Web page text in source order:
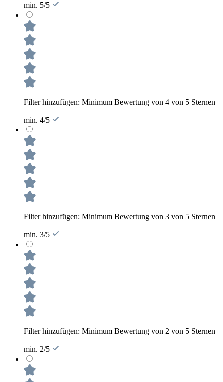
min. 5/5
Filter hinzufügen: Minimum Bewertung von 4 von 5 Sternen
min. 4/5
Filter hinzufügen: Minimum Bewertung von 3 von 5 Sternen
min. 3/5
Filter hinzufügen: Minimum Bewertung von 2 von 5 Sternen
min. 2/5